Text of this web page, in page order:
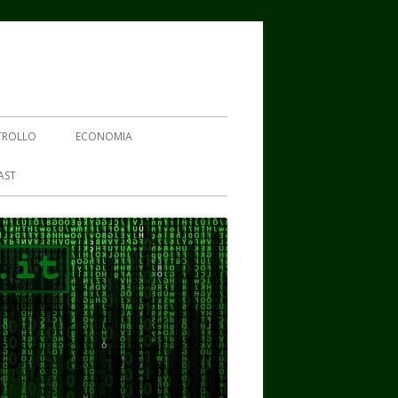
ECONOMIA